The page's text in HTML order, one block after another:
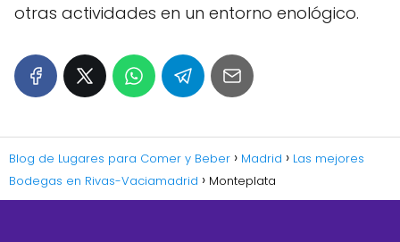
otras actividades en un entorno enológico.
Blog de Lugares para Comer y Beber Madrid
Las mejores
Bodegas en Rivas-Vaciamadrid
Monteplata